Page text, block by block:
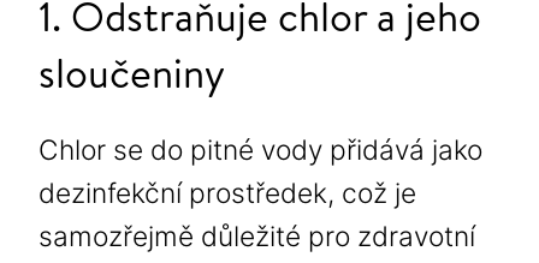
1. Odstraňuje chlor a jeho
sloučeniny
Chlor se do pitné vody přidává jako
dezinfekční prostředek, což je
samozřejmě důležité pro zdravotní